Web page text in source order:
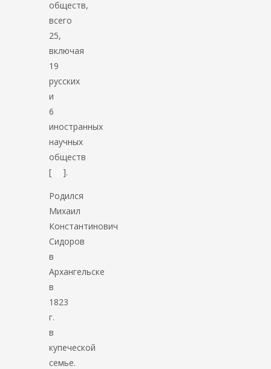
обществ,
всего
25,
включая
19
русских
и
6
иностранных
научных
обществ
[ [iv]].
Родился
Михаил
Константинович
Сидоров
в
Архангельске
в
1823
г.
в
купеческой
семье.